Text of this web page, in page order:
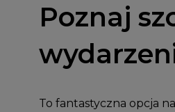
Poznaj
To fantastyczna opcja